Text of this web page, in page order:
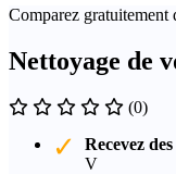
Comparez gratuitement
Nettoyage de
(0)
Recevez
V